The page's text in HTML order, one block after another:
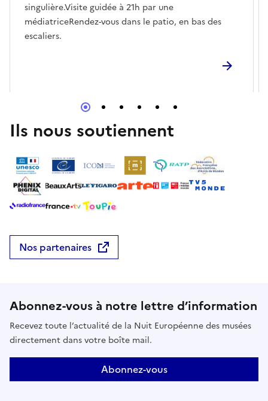
singulière.Visite guidée à 21h par une
médiatriceRendez-vous dans le patio, en bas des
escaliers.
Ils nous soutiennent
Nos partenaires
Abonnez-vous à notre lettre d’information
Recevez toute l’actualité de la Nuit Européenne des musées
directement dans votre boîte mail.
Abonnez-vous